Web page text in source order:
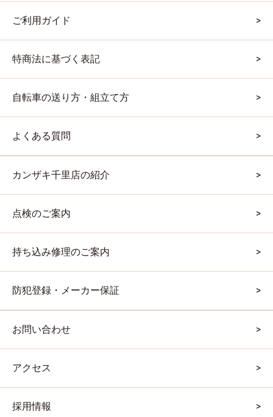
ご利用ガイド
特商法に基づく表記
自転車の送り方・組立て方
よくある質問
カンザキ千里店の紹介
点検のご案内
持ち込み修理のご案内
防犯登録・メーカー保証
お問い合わせ
アクセス
採用情報